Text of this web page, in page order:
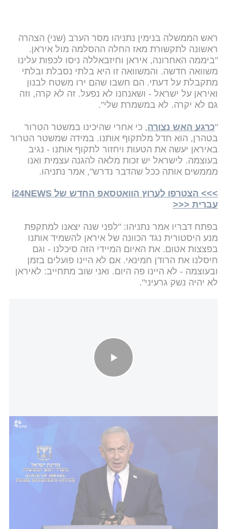
ראש הממשלה בנימין נתניהו מסר הערב (שני) הצהרה
ראשונה לתקשורת מאז החלה ההסלמה מול איראן.
"ביממה האחרונה, איראן וחיזבאללה ניסו לכפות עלינו
משוואה חדשה. והמשוואה זו היא בלתי נסבלת ובלתי
מתקבלת על דעתי. הם חשבו שהם ירו משטח לבנון
ואיראן על ישראל - ושאנחנו לא נפעל. זה לא קרה, וזה
גם לא יקרה. לא במשמרת שלי".
"כרגע האש נצורה, כי אחרי שהיכינו במשטר הטרור
בטהרן, הוא חדל מלתקוף אותנו. במידה שמשטר הטרור
באיראן יעשה את הטעות ויחזור לתקוף אותנו - נגיב
בעוצמה. לישראל יש זכות מלאה להגנה עצמית ואנו
מממשים אותה ככל שהדבר נדרש", אמר נתניהו.
>>> הצטרפו לערוץ הוואטסאפ החדש של i24NEWS
עברית <<<
בפתח דבריו אמר נתניהו: "לפני שנה יצאנו למתקפת
מנע היסטורית נגד הכוונה של איראן להשמיד אותנו
בפצצות אטום. את האיום המיידי הזה סיכלנו - וגם
חיסלנו את הרודן חמינאי. אם לא היינו פועלים בזמן
ובעוצמה - לא היינו פה היום. ואני שוב מתחייב: לאיראן
לא יהיה נשק גרעיני".
רה"מ נתניהו: "כעת האש מול איראן נצורה - אם הם ירו עוד פעם נגיב
וידאו: רועי אברהם/ לע״מ, סאונד: בן פרץ/ לע״מ
ראש הממשלה התייחס לחזית מול חיזבאללה: "באותה
נחישות פעלנו גם מול חיזבאללה. חיזבאללה תכנן
לפלוש לגליל עם אלפי מחבלים, ובמקביל הוא תכנן
להחריב את ערי ישראל עם 150 אלף טילים ורקטות. גם
את האיום הזה סיכלנו - וחיסלנו את נסראללה. ואני
רוצה לומר לכם - הלוחמים הגיבורים שלנו מפרקים
לחיזבאללה את הצורה. אנחנו ממשיכים להשמיד את כל